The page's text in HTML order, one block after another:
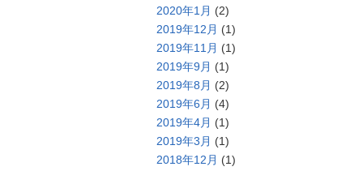
2020年1月 (2)
2019年12月 (1)
2019年11月 (1)
2019年9月 (1)
2019年8月 (2)
2019年6月 (4)
2019年4月 (1)
2019年3月 (1)
2018年12月 (1)